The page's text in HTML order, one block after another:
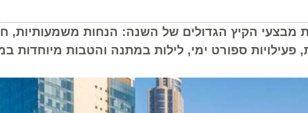
הקיץ הגדולים של השנה: הנחות משמעותיות,
ספורט ימי, לילות במתנה והטבות מיוחדות